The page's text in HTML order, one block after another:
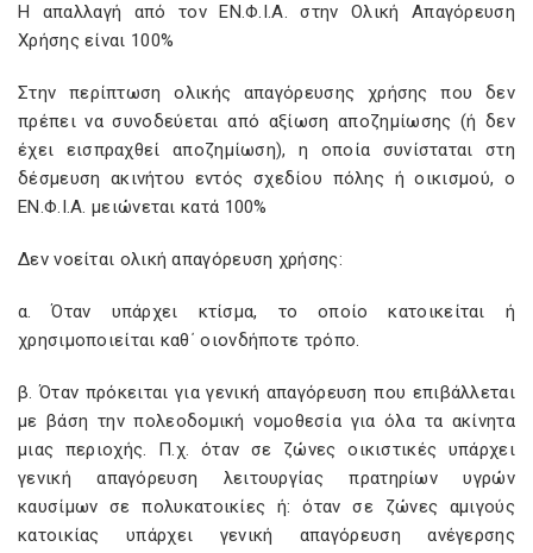
Η απαλλαγή από τον ΕΝ.Φ.Ι.Α. στην Ολική Απαγόρευση
Χρήσης είναι 100%
Στην περίπτωση ολικής απαγόρευσης χρήσης που δεν
πρέπει να συνοδεύεται από αξίωση αποζημίωσης (ή δεν
έχει εισπραχθεί αποζημίωση), η οποία συνίσταται στη
δέσμευση ακινήτου εντός σχεδίου πόλης ή οικισμού, ο
ΕΝ.Φ.Ι.Α. μειώνεται κατά 100%
Δεν νοείται ολική απαγόρευση χρήσης:
α. Όταν υπάρχει κτίσμα, το οποίο κατοικείται ή
χρησιμοποιείται καθ΄ οιονδήποτε τρόπο.
β. Όταν πρόκειται για γενική απαγόρευση που επιβάλλεται
με βάση την πολεοδομική νομοθεσία για όλα τα ακίνητα
μιας περιοχής. Π.χ. όταν σε ζώνες οικιστικές υπάρχει
γενική απαγόρευση λειτουργίας πρατηρίων υγρών
καυσίμων σε πολυκατοικίες ή: όταν σε ζώνες αμιγούς
κατοικίας υπάρχει γενική απαγόρευση ανέγερσης